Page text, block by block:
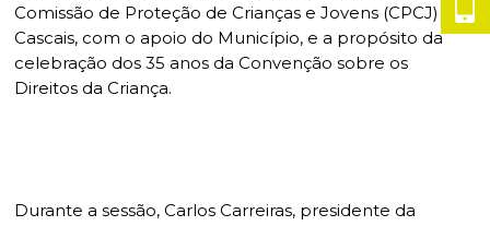
Comissão de Proteção de Crianças e Jovens (CPCJ) de
Cascais, com o apoio do Município, e a propósito da
celebração dos 35 anos da Convenção sobre os
Direitos da Criança.
Durante a sessão, Carlos Carreiras, presidente da